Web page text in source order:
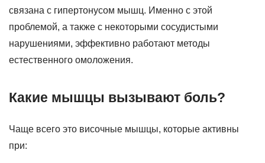
связана с гипертонусом мышц. Именно с этой
проблемой, а также с некоторыми сосудистыми
нарушениями, эффективно работают методы
естественного омоложения.
Какие мышцы вызывают боль?
Чаще всего это височные мышцы, которые активны
при: